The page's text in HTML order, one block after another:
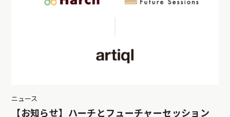
ニュース
【お知らせ】ハーチとフューチャーセッション